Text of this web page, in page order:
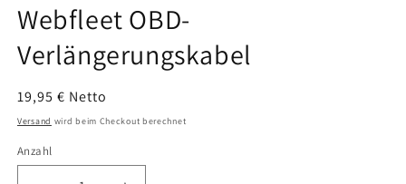
Webfleet OBD-
Verlängerungskabel
Normaler
Preis
19,95 € Netto
Versand wird beim Checkout berechnet
Anzahl